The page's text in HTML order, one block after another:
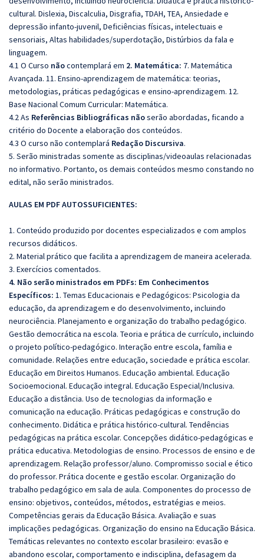
cultural. Dislexia, Discalculia, Disgrafia, TDAH, TEA, Ansiedade e
depressão infanto-juvenil, Deficiências físicas, intelectuais e
sensoriais, Altas habilidades/superdotação, Distúrbios da fala e
linguagem.
4.1 O Curso nãocontemplará em 2. Matemática: 7. Matemática
Avançada. 11. Ensino-aprendizagem de matemática: teorias,
metodologias, práticas pedagógicas e ensino-aprendizagem. 12.
Base Nacional Comum Curricular: Matemática.
4.2 As Referências Bibliográficas nãoserão abordadas, ficando a
critério do Docente a elaboração dos conteúdos.
4.3 O curso não contemplará Redação Discursiva.
5. Serão ministradas somente as disciplinas/videoaulas relacionadas
no informativo. Portanto, os demais conteúdos mesmo constando no
edital, não serão ministrados.
AULAS EM PDF AUTOSSUFICIENTES:
1. Conteúdo produzido por docentes especializados e com amplos
recursos didáticos.
2. Material prático que facilita a aprendizagem de maneira acelerada.
3. Exercícios comentados.
4. Não serão ministrados em PDFs: Em Conhecimentos
Específicos: 1. Temas Educacionais e Pedagógicos: Psicologia da
educação, da aprendizagem e do desenvolvimento, incluindo
neurociência. Planejamento e organização do trabalho pedagógico.
Gestão democrática na escola. Teoria e prática de currículo, incluindo
o projeto político-pedagógico. Interação entre escola, família e
comunidade. Relações entre educação, sociedade e prática escolar.
Educação em Direitos Humanos. Educação ambiental. Educação
Socioemocional. Educação integral. Educação Especial/Inclusiva.
Educação a distância. Uso de tecnologias da informação e
comunicação na educação. Práticas pedagógicas e construção do
conhecimento. Didática e prática histórico-cultural. Tendências
pedagógicas na prática escolar. Concepções didático-pedagógicas e
prática educativa. Metodologias de ensino. Processos de ensino e de
aprendizagem. Relação professor/aluno. Compromisso social e ético
do professor. Prática docente e gestão escolar. Organização do
trabalho pedagógico em sala de aula. Componentes do processo de
ensino: objetivos, conteúdos, métodos, estratégias e meios.
Competências gerais da Educação Básica. Avaliação e suas
implicações pedagógicas. Organização do ensino na Educação Básica.
Temáticas relevantes no contexto escolar brasileiro: evasão e
abandono escolar, comportamento e indisciplina, defasagem da